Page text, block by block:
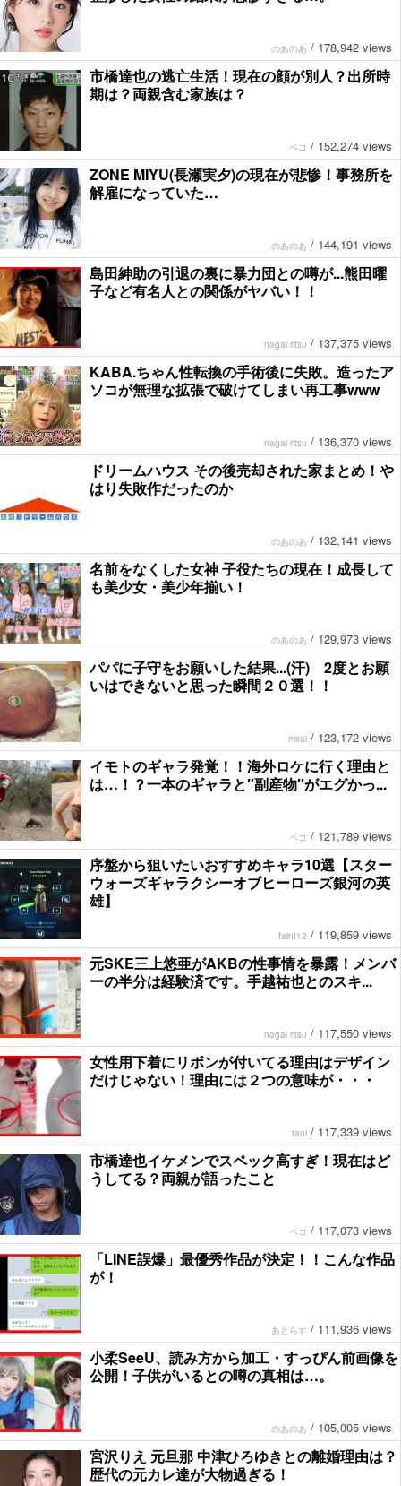
のあのあ / 178,942 views
市橋達也の逃亡生活！現在の顔が別人？出所時
期は？両親含む家族は？
ペコ / 152,274 views
ZONE MIYU(長瀬実夕)の現在が悲惨！事務所を
解雇になっていた…
のあのあ / 144,191 views
島田紳助の引退の裏に暴力団との噂が...熊田曜
子など有名人との関係がヤバい！！
nagai ritsu / 137,375 views
KABA.ちゃん性転換の手術後に失敗。造ったア
ソコが無理な拡張で破けてしまい再工事www
nagai ritsu / 136,370 views
ドリームハウス その後売却された家まとめ！や
はり失敗作だったのか
のあのあ / 132,141 views
名前をなくした女神 子役たちの現在！成長して
も美少女・美少年揃い！
のあのあ / 129,973 views
パパに子守をお願いした結果...(汗) 2度とお願
いはできないと思った瞬間２０選！！
mirai / 123,172 views
イモトのギャラ発覚！！海外ロケに行く理由と
は…！？一本のギャラと″副産物″がエグかっ...
ペコ / 121,789 views
序盤から狙いたいおすすめキャラ10選【スター
ウォーズギャラクシーオブヒーローズ銀河の英
雄】
faint12 / 119,859 views
元SKE三上悠亜がAKBの性事情を暴露！メンバ
ーの半分は経験済です。手越祐也とのスキ...
nagai ritsu / 117,550 views
女性用下着にリボンが付いてる理由はデザイン
だけじゃない！理由には２つの意味が・・・
tani / 117,339 views
市橋達也イケメンでスペック高すぎ！現在はど
うしてる？両親が語ったこと
ペコ / 117,073 views
「LINE誤爆」最優秀作品が決定！！こんな作品
が！
あとらす / 111,936 views
小柔SeeU、読み方から加工・すっぴん前画像を
公開！子供がいるとの噂の真相は…。
のあのあ / 105,005 views
宮沢りえ 元旦那 中津ひろゆきとの離婚理由は？
歴代の元カレ達が大物過ぎる！